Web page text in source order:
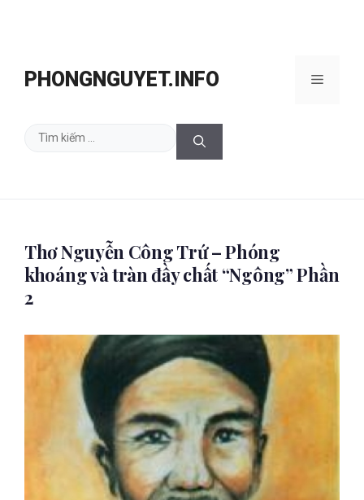
PHONGNGUYET.INFO Menu
Tìm
Thơ Nguyễn Công Trứ – Phóng
khoáng và tràn đầy chất “Ngông” Phần
2